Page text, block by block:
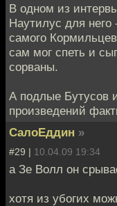
В одном из
Наутилус для
самого
сам мог спеть и
сорваны.
А подлые Бутусов
произведений
СалоЕддин »
#29 | 10.04.09 19:34
а Зе Волл он
хотя из убогих